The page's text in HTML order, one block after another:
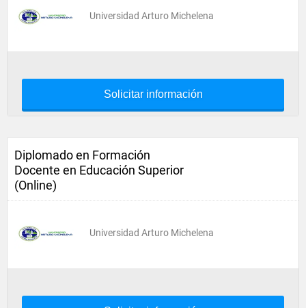
Universidad Arturo Michelena
Solicitar información
Diplomado en Formación
Docente en Educación Superior
(Online)
Universidad Arturo Michelena